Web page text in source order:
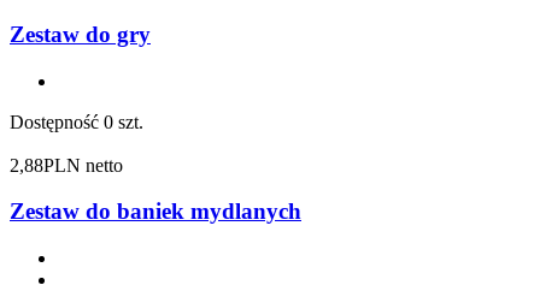
Zestaw do gry
Dostępność 0 szt.
2,88PLN netto
Zestaw do baniek mydlanych